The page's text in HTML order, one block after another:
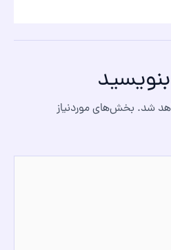
شد. بخش‌های موردنیاز